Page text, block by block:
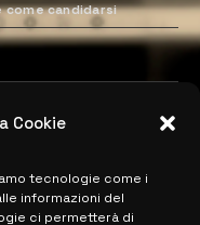
Cookie
tecnologie come i
informazioni del
ci permetterà di
come candidarsi
di lavoro con St
di assunzioni